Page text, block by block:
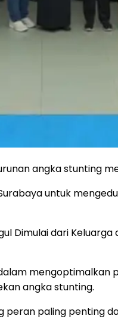
angka stunting
untuk
Dimulai dari Keluarga
angka stunting.
peran paling penting